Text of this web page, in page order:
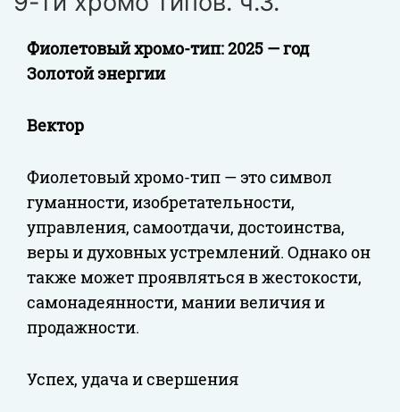
Фиолетовый хромо-тип: 2025 — год
Золотой энергии
Вектор
Фиолетовый хромо-тип — это символ
гуманности, изобретательности,
управления, самоотдачи, достоинства,
веры и духовных устремлений. Однако он
также может проявляться в жестокости,
самонадеянности, мании величия и
продажности.
Успех, удача и свершения